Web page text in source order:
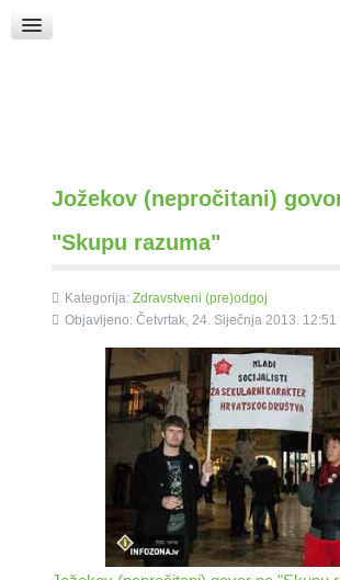
Jožekov (nepročitani)
"Skupu razuma"
Kategorija: Zdravstveni (pre)odgoj
Objavljeno: Četvrtak, 24. Siječnja 2013. 12:51